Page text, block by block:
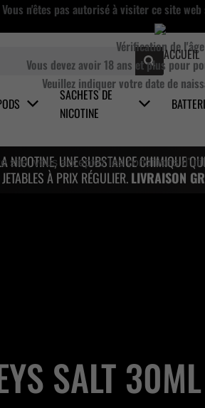
ACCUEIL
SACHETS DE
NICOTINE
NICOTINE, UNE SUBSTANCE CHIMIQUE
À PRIX RÉGULIER.LIVRAISON
SALT 30ML
Vous n'êtes pas autorisé à visiter ce site web
Vérification de l'âge
Vous devez avoir 18 ans et plus pour
Veuillez indiquer votre date de
site, vous acceptez les conditions